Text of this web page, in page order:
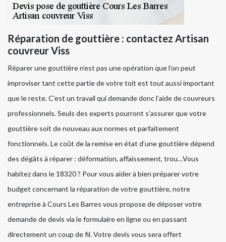
Réparation de gouttière : contactez Artisan
couvreur Viss
Réparer une gouttière n’est pas une opération que l’on peut
improviser tant cette partie de votre toit est tout aussi important
que le reste. C’est un travail qui demande donc l’aide de couvreurs
professionnels. Seuls des experts pourront s’assurer que votre
gouttière soit de nouveau aux normes et parfaitement
fonctionnels. Le coût de la remise en état d’une gouttière dépend
des dégâts à réparer : déformation, affaissement, trou…Vous
habitez dans le 18320 ? Pour vous aider à bien préparer votre
budget concernant la réparation de votre gouttière, notre
entreprise à Cours Les Barres vous propose de déposer votre
demande de devis via le formulaire en ligne ou en passant
directement un coup de fil. Votre devis vous sera offert